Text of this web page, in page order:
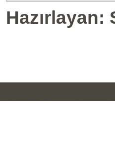
Hazırlayan: